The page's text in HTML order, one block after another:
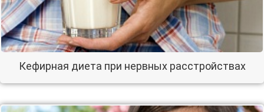
Кефирная диета при нервных расстройствах